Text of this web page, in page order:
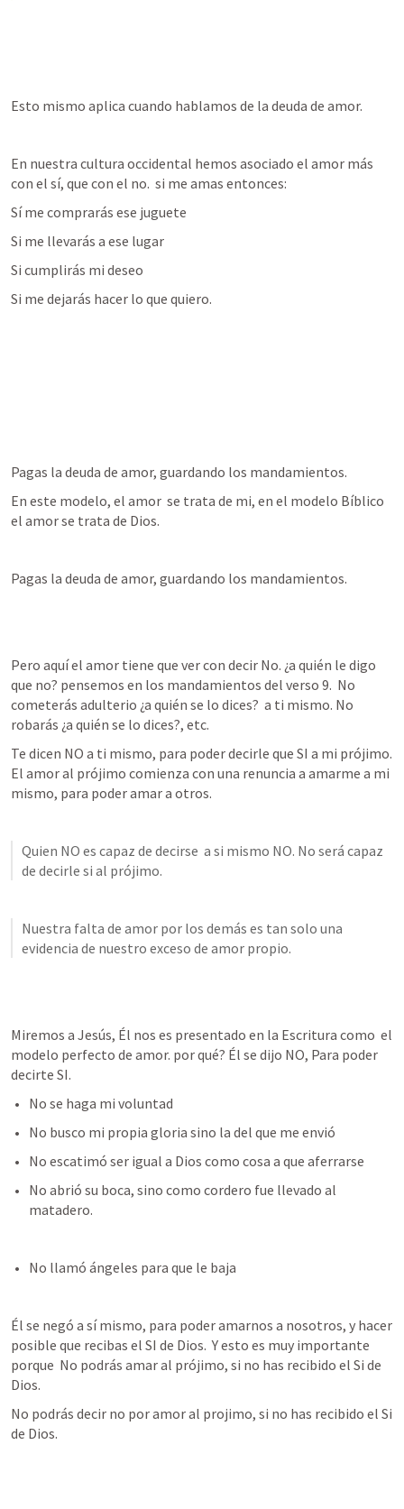
Esto mismo aplica cuando hablamos de la deuda de amor.
En nuestra cultura occidental hemos asociado el amor más
con el sí, que con el no.  si me amas entonces:
Sí me comprarás ese juguete
Si me llevarás a ese lugar
Si cumplirás mi deseo
Si me dejarás hacer lo que quiero.
Pagas la deuda de amor, guardando los mandamientos.
En este modelo, el amor  se trata de mi, en el modelo Bíblico
el amor se trata de Dios.
Pagas la deuda de amor, guardando los mandamientos.
Pero aquí el amor tiene que ver con decir No. ¿a quién le digo
que no? pensemos en los mandamientos del verso 9.  No
cometerás adulterio ¿a quién se lo dices?  a ti mismo. No
robarás ¿a quién se lo dices?, etc.
Te dicen NO a ti mismo, para poder decirle que SI a mi prójimo.
El amor al prójimo comienza con una renuncia a amarme a mi
mismo, para poder amar a otros.
Quien NO es capaz de decirse  a si mismo NO. No será capaz
de decirle si al prójimo.
Nuestra falta de amor por los demás es tan solo una
evidencia de nuestro exceso de amor propio.
Miremos a Jesús, Él nos es presentado en la Escritura como  el
modelo perfecto de amor. por qué? Él se dijo NO, Para poder
decirte SI.
No se haga mi voluntad
No busco mi propia gloria sino la del que me envió
No escatimó ser igual a Dios como cosa a que aferrarse
No abrió su boca, sino como cordero fue llevado al
matadero.
No llamó ángeles para que le baja
Él se negó a sí mismo, para poder amarnos a nosotros, y hacer
posible que recibas el SI de Dios.  Y esto es muy importante
porque  No podrás amar al prójimo, si no has recibido el Si de
Dios.
No podrás decir no por amor al projimo, si no has recibido el Si
de Dios.